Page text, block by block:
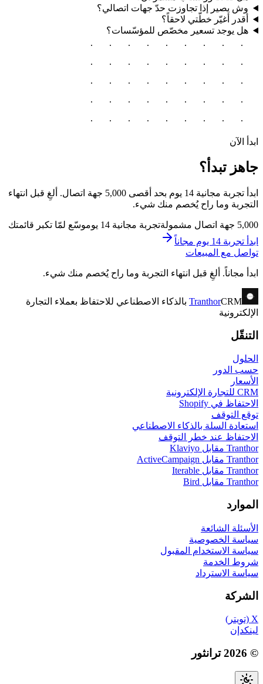
وش يصير إذا تجاوزت حدّ جهات اتصالي؟
أقدر أغيّر خطّتي لاحقاً؟
هل يوجد تسعير مخصّص للمؤسّسات؟
ابدأ الآن
جاهز تبدأ؟
ابدأ تجربة مجانية 14 يوم بحد أقصى 5,000 جهة اتصال. ألغِ قبل انتهاء
التجربة وما راح يُخصم منك شيء.
5,000 جهة اتصال مشمولة تجربة مجانية 14 يوم
وسّع لمّا تكبر قائمتك
ابدأ تجربة 14 يوم مجاناً
تواصل مع المبيعات
ابدأ مجاناً. ألغِ قبل انتهاء التجربة وما راح يُخصم منك شيء.
Tranthor CRM بالذكاء الاصطناعي للاحتفاظ بعملاء التجارة
الإلكترونية
التنقّل
الحلول
حسب الدور
الأسعار
CRM للتجارة الإلكترونية
الاحتفاظ في Shopify
توقع التوقف
استعادة السلة بالذكاء الاصطناعي
الاحتفاظ عند خطر التوقف
Tranthor مقابل Klaviyo
Tranthor مقابل ActiveCampaign
Tranthor مقابل Iterable
Tranthor مقابل Bird
الموارد
الأسئلة الشائعة
سياسة الخصوصية
سياسة الاستخدام المقبول
شروط الخدمة
سياسة الاسترداد
الشركة
X (تويتر)
لينكدإن
© 2026 ترانثور